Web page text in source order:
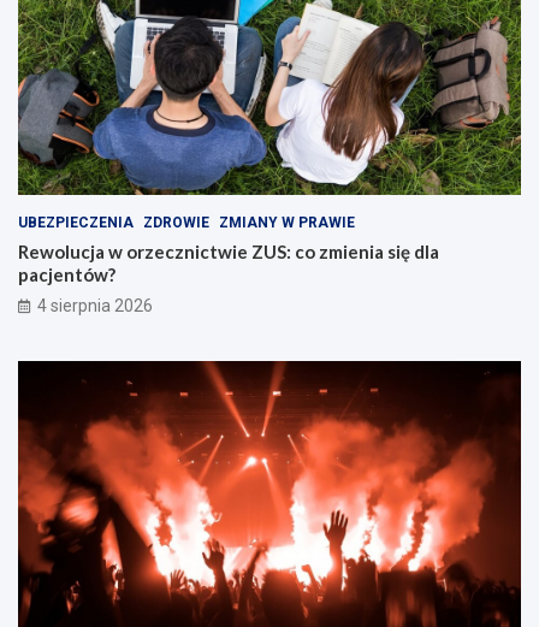
UBEZPIECZENIA ZDROWIE ZMIANY W PRAWIE
Rewolucja w orzecznictwie ZUS: co zmienia się dla
pacjentów?
4 sierpnia 2026